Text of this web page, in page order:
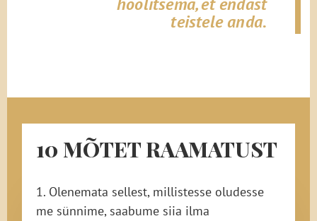
teistele anda.
10 MÕTET RAAMATUST
1. Olenemata sellest, millistesse oludesse
me sünnime, saabume siia ilma